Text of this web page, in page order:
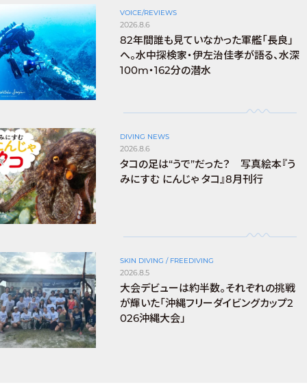
VOICE/REVIEWS
2026.8.6
82年間誰も見ていなかった軍艦「長良」
へ。水中探検家・伊左治佳孝が語る、水深
100m・162分の潜水
DIVING NEWS
2026.8.6
タコの足は“うで”だった？ 写真絵本『う
みにすむ にんじゃ タコ』8月刊行
SKIN DIVING / FREEDIVING
2026.8.5
大会デビューは約半数。それぞれの挑戦
が輝いた「沖縄フリーダイビングカップ2
026沖縄大会」